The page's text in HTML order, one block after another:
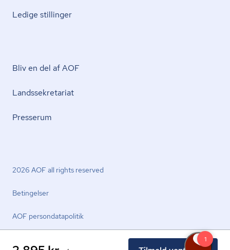
Ledige stillinger
Bliv en del af AOF
Lands­se­kre­ta­ri­at
Presserum
2026 AOF all rights reserved
Betingelser
AOF per­son­da­ta­po­li­tik